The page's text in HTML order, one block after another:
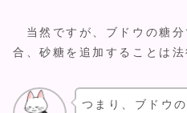
当然ですが、ブドウの糖
合、砂糖を追加することは
つまり、ブドウ